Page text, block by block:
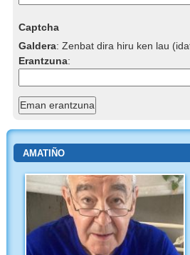
Captcha
Galdera:Zenbat dira hiru ken lau
Erantzuna:
AMATIÑO